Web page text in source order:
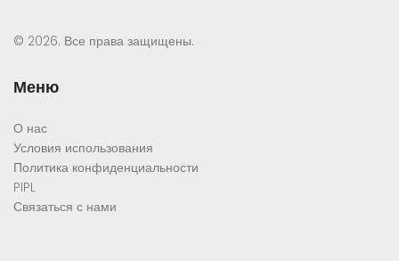
© 2026. Все права защищены.
Меню
О нас
Условия использования
Политика конфиденциальности
PIPL
Связаться с нами